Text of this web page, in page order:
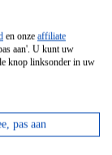
en onze affiliate
aan'. U kunt uw
knop linksonder in uw
pas aan